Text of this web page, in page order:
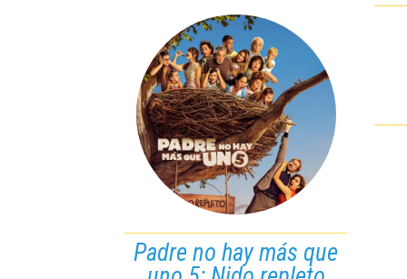
Paddington: Aventura
Padre no hay más que